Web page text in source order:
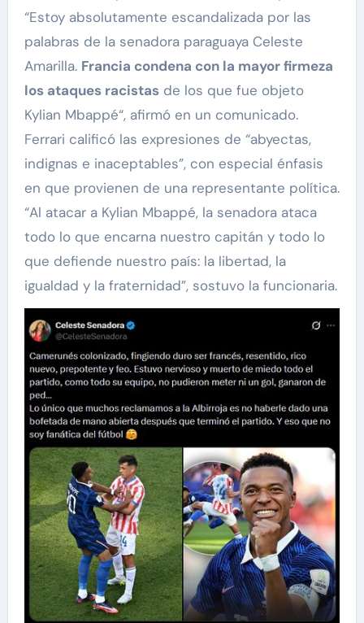
“Estoy absolutamente escandalizada por las
palabras de la senadora paraguaya Celeste
Amarilla. Francia condena con la mayor firmeza
los ataques racistasde los que fue objeto
Kylian Mbappé“, afirmó en un comunicado.
Ferrari calificó las expresiones de “abyectas,
indignas e inaceptables”, con especial énfasis
en que provienen de una representante política.
“Al atacar a Kylian Mbappé, la senadora ataca
todo lo que encarna nuestro capitán y todo lo
que defiende nuestro país: la libertad, la
igualdad y la fraternidad”, sostuvo la funcionaria.